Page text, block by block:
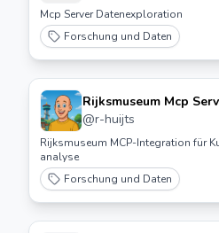
Mcp Server Datenexploration
Forschung und Daten
Rijksmuseum Mcp
@r-huijts
Rijksmuseum MCP-Integration für
analyse
Forschung und Daten